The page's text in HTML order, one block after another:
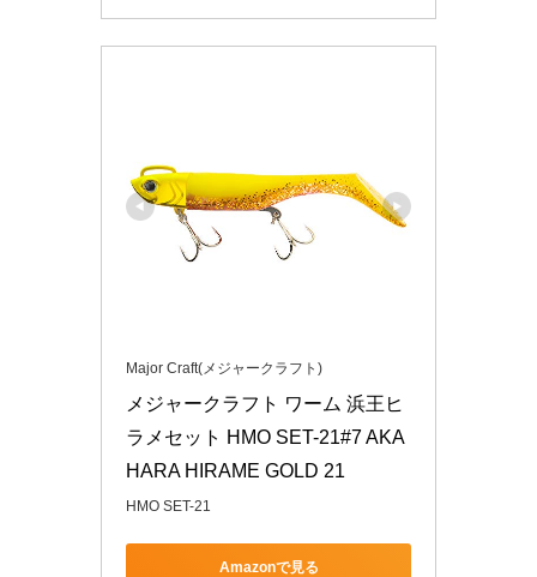
Major Craft(メジャークラフト)
メジャークラフト ワーム 浜王ヒ
ラメセット HMO SET-21#7 AKA
HARA HIRAME GOLD 21
HMO SET-21
Amazonで見る